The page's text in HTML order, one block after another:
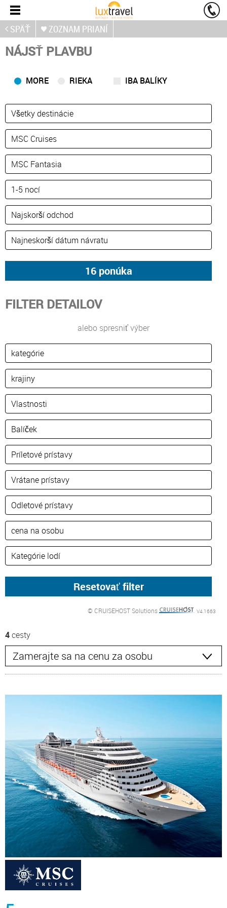
SPÄŤ ZOZNAM PRIANÍ
NÁJSŤ PLAVBU
MORE RIEKA IBA BALÍKY
FILTER DETAILOV
alebo spresniť výber
© CRUISEHOST Solutions V4.1663
4cesty